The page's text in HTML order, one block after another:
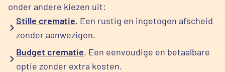
onder andere kiezen uit:
Stille crematie. Een rustig en ingetogen afscheid
zonder aanwezigen.
Budget crematie. Een eenvoudige en betaalbare
optie zonder extra kosten.